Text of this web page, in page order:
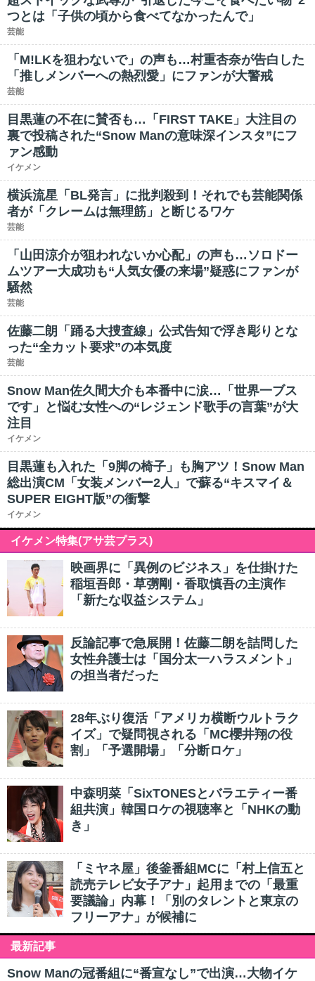
つとは「子供の頃から食べてなかったんで」
芸能
「M!LKを狙わないで」の声も…村重杏奈が告白した
「推しメンバーへの熱烈愛」にファンが大警戒
芸能
目黒蓮の不在に賛否も…「FIRST TAKE」大注目の
裏で投稿された“Snow Manの意味深インスタ”にフ
ァン感動
イケメン
横浜流星「BL発言」に批判殺到！それでも芸能関係
者が「クレームは無理筋」と断じるワケ
芸能
「山田涼介が狙われないか心配」の声も…ソロドー
ムツアー大成功も“人気女優の来場”疑惑にファンが
騒然
芸能
佐藤二朗「踊る大捜査線」公式告知で浮き彫りとな
った“全カット要求”の本気度
芸能
Snow Man佐久間大介も本番中に涙…「世界一ブス
です」と悩む女性への“レジェンド歌手の言葉”が大
注目
イケメン
目黒蓮も入れた「9脚の椅子」も胸アツ！Snow Man
総出演CM「女装メンバー2人」で蘇る“キスマイ＆
SUPER EIGHT版”の衝撃
イケメン
イケメン特集(アサ芸プラス)
映画界に「異例のビジネス」を仕掛けた
稲垣吾郎・草彅剛・香取慎吾の主演作
「新たな収益システム」
反論記事で急展開！佐藤二朗を詰問した
女性弁護士は「国分太一ハラスメント」
の担当者だった
28年ぶり復活「アメリカ横断ウルトラク
イズ」で疑問視される「MC櫻井翔の役
割」「予選開場」「分断ロケ」
中森明菜「SixTONESとバラエティー番
組共演」韓国ロケの視聴率と「NHKの動
き」
「ミヤネ屋」後釜番組MCに「村上信五と
読売テレビ女子アナ」起用までの「最重
要議論」内幕！「別のタレントと東京の
フリーアナ」が候補に
最新記事
Snow Manの冠番組に“番宣なし”で出演…大物イケ